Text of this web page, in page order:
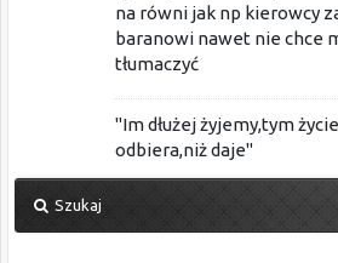
na równi jak np kierowcy
baranowi nawet nie chce
tłumaczyć
"Im dłużej żyjemy,tym
odbiera,niż daje"
Szukaj